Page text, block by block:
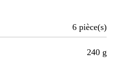
6 pièce(s)
240 g